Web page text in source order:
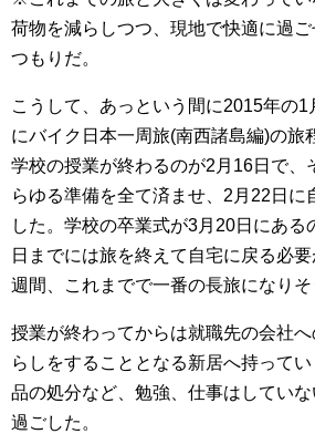
荷物を減らしつつ、現地で快適に過
つもりだ。
こうして、あっという間に2015年の1
にバイク日本一周旅(南西諸島編)の旅
学校の授業が終わるのが2月16日で、
らゆる準備を全て済ませ、2月22日に
した。学校の卒業式が3月20日にある
日までには旅を終えて自宅に戻る必
週間、これまでで一番の長旅になりそ
授業が終わってからは就職先の会社
らしをすることとなる新居へ持って
品の処分など、勉強、仕事はしてい
過ごした。